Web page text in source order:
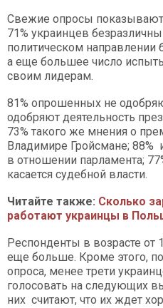
Свежие опросы
71% украинцев
политическом направлении
а еще большее число
своим лидерам.
81% опрошенных не
одобряют деятельность
73% такого же мнения о
Владимире Гройсмане;
в отношении парламента;
касается судебной власти.
Читайте также: Сколько
работают украинцы в
Респонденты в возрасте от
еще больше. Кроме этого, по
опроса, менее трети
голосовать на следующих
них считают, что их ждет